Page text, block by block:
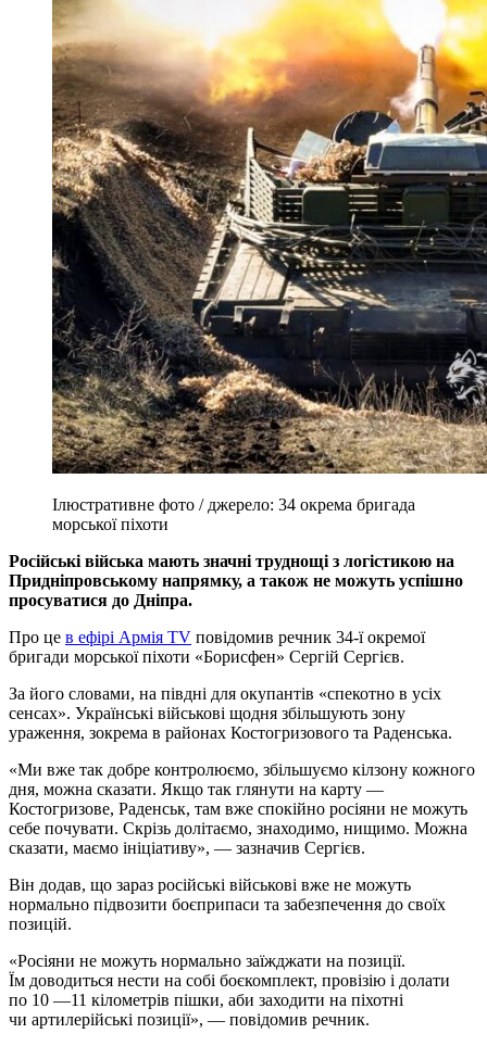
Ілюстративне фото / джерело: 34 окрема бригада
морської піхоти
Російські війська мають значні труднощі з логістикою на
Придніпровському напрямку, а також не можуть успішно
просуватися до Дніпра.
Про це в ефірі Армія TV повідомив речник 34-ї окремої
бригади морської піхоти «Борисфен» Сергій Сергієв.
За його словами, на півдні для окупантів «спекотно в усіх
сенсах». Українські військові щодня збільшують зону
ураження, зокрема в районах Костогризового та Раденська.
«Ми вже так добре контролюємо, збільшуємо кілзону кожного
дня, можна сказати. Якщо так глянути на карту —
Костогризове, Раденськ, там вже спокійно росіяни не можуть
себе почувати. Скрізь долітаємо, знаходимо, нищимо. Можна
сказати, маємо ініціативу», — зазначив Сергієв.
Він додав, що зараз російські військові вже не можуть
нормально підвозити боєприпаси та забезпечення до своїх
позицій.
«Росіяни не можуть нормально заїжджати на позиції.
Їм доводиться нести на собі боєкомплект, провізію і долати
по 10 —11 кілометрів пішки, аби заходити на піхотні
чи артилерійські позиції», — повідомив речник.